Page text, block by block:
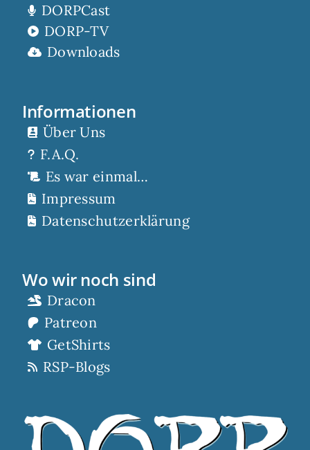
DORPCast
DORP-TV
Downloads
Informationen
Über Uns
F.A.Q.
Es war einmal…
Impressum
Datenschutzerklärung
Wo wir noch sind
Dracon
Patreon
GetShirts
RSP-Blogs